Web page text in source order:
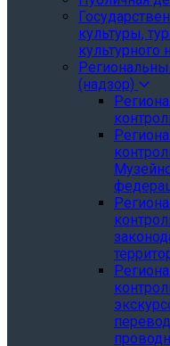
культуры,
культурного
(надзор)